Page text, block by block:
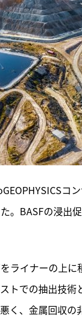
コ
。BASFの浸出
ライナーの上
トでの抽出技
、金属回収の